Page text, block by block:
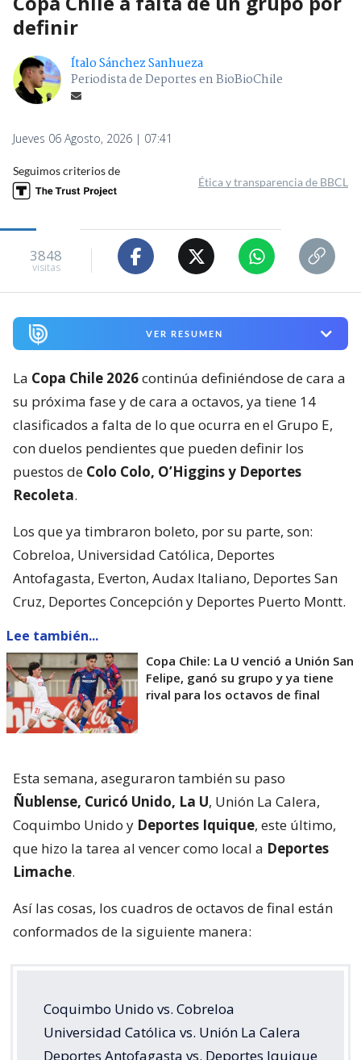
definir
Ítalo Sánchez Sanhueza
Periodista de Deportes en BioBioChile
Jueves 06 Agosto, 2026 | 07:41
Seguimos criterios de
Ética y transparencia de BBCL
3848
visitas
VER RESUMEN
La Copa Chile 2026continúa definiéndose de cara a
su próxima fase y de cara a octavos, ya tiene 14
clasificados a falta de lo que ocurra en el Grupo E,
con duelos pendientes que pueden definir los
puestos de Colo Colo, O’Higgins y Deportes
Recoleta.
Los que ya timbraron boleto, por su parte, son:
Cobreloa, Universidad Católica, Deportes
Antofagasta, Everton, Audax Italiano, Deportes San
Cruz, Deportes Concepción y Deportes Puerto Montt.
Lee también...
Copa Chile: La U venció a Unión San
Felipe, ganó su grupo y ya tiene
rival para los octavos de final
Esta semana, aseguraron también su paso
Ñublense, Curicó Unido, La U, Unión La Calera,
Coquimbo Unido y Deportes Iquique, este último,
que hizo la tarea al vencer como local a Deportes
Limache.
Así las cosas, los cuadros de octavos de final están
conformados de la siguiente manera:
Coquimbo Unido vs. Cobreloa
Universidad Católica vs. Unión La Calera
Deportes Antofagasta vs. Deportes Iquique